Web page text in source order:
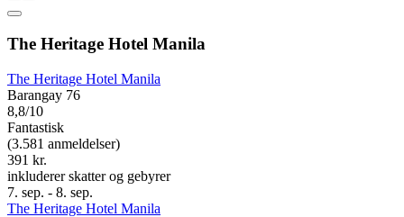
The Heritage Hotel Manila
The Heritage Hotel Manila
Barangay 76
8,8/10
Fantastisk
(3.581 anmeldelser)
391 kr.
inkluderer skatter og gebyrer
7. sep. - 8. sep.
The Heritage Hotel Manila